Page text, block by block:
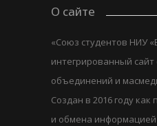
О сайте
«Союз студентов НИУ
интегрированный сайт
объединений и
Создан в 2016 году
и обмена информацией